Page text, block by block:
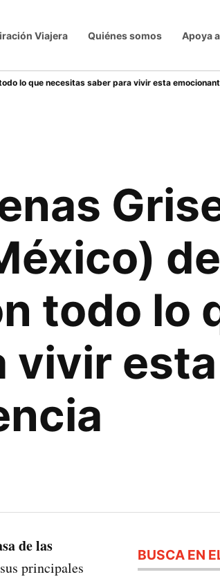
Viajera Quiénes somos Apoya
lo que necesitas saber para vivir esta
todo lo
vivir esta
de las
principales
BUSCA EN